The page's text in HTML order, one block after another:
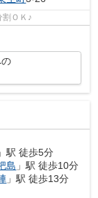
ＯＫ♪
」駅 徒歩5分
島 」駅 徒歩10分
」駅 徒歩13分